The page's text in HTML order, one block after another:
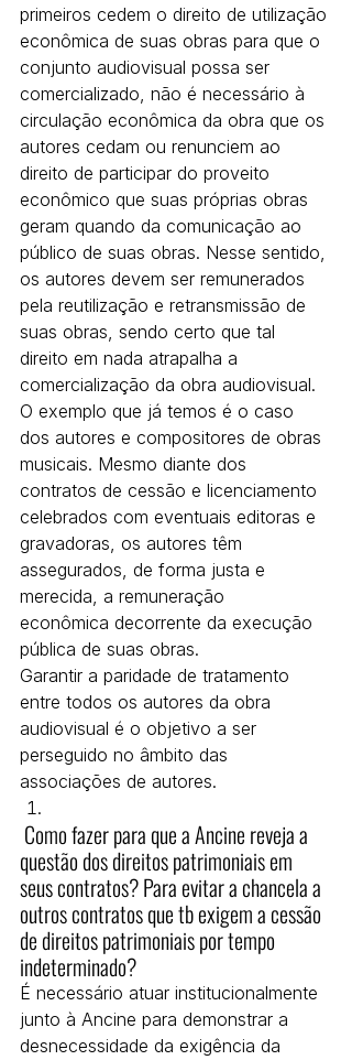
primeiros cedem o direito de utilização
econômica de suas obras para que o
conjunto audiovisual possa ser
comercializado, não é necessário à
circulação econômica da obra que os
autores cedam ou renunciem ao
direito de participar do proveito
econômico que suas próprias obras
geram quando da comunicação ao
público de suas obras. Nesse sentido,
os autores devem ser remunerados
pela reutilização e retransmissão de
suas obras, sendo certo que tal
direito em nada atrapalha a
comercialização da obra audiovisual.
O exemplo que já temos é o caso
dos autores e compositores de obras
musicais. Mesmo diante dos
contratos de cessão e licenciamento
celebrados com eventuais editoras e
gravadoras, os autores têm
assegurados, de forma justa e
merecida, a remuneração
econômica decorrente da execução
pública de suas obras.
Garantir a paridade de tratamento
entre todos os autores da obra
audiovisual é o objetivo a ser
perseguido no âmbito das
associações de autores.
Como fazer para que a Ancine reveja a
questão dos direitos patrimoniais em
seus contratos? Para evitar a chancela a
outros contratos que tb exigem a cessão
de direitos patrimoniais por tempo
indeterminado?
É necessário atuar institucionalmente
junto à Ancine para demonstrar a
desnecessidade da exigência da